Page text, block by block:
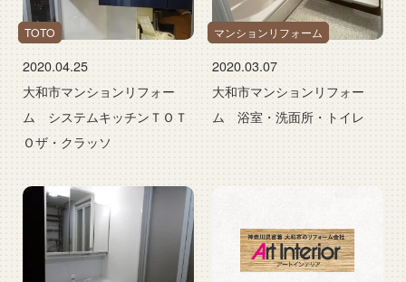
TOTO
2020.04.25
大和市マンションリフォー
ム システムキッチンＴＯＴ
Ｏザ・クラッソ
マンションリフォーム
2020.03.07
大和市マンションリフォー
ム 浴室・洗面所・トイレ